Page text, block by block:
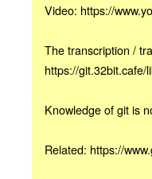
Video: https://
The transcription /
https://git.32bit.cafe/
Knowledge of git is
Related: https://